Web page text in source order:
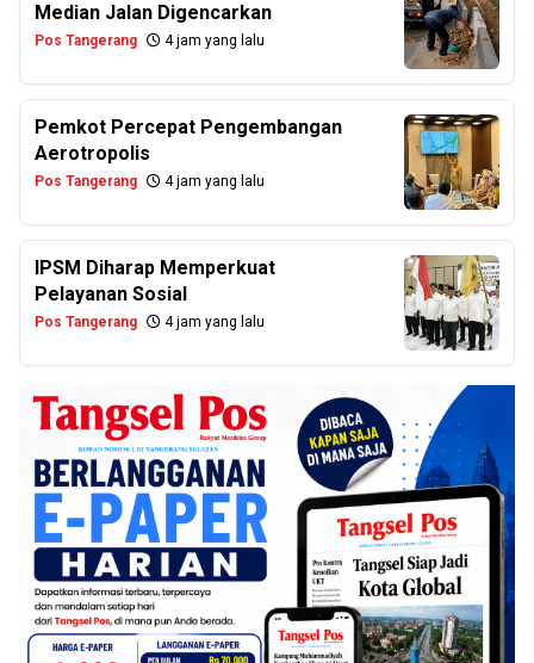
Median Jalan Digencarkan
Pos Tangerang 4 jam yang lalu
Pemkot Percepat Pengembangan
Aerotropolis
Pos Tangerang 4 jam yang lalu
IPSM Diharap Memperkuat
Pelayanan Sosial
Pos Tangerang 4 jam yang lalu